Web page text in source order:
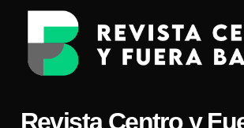
Revista Centro y